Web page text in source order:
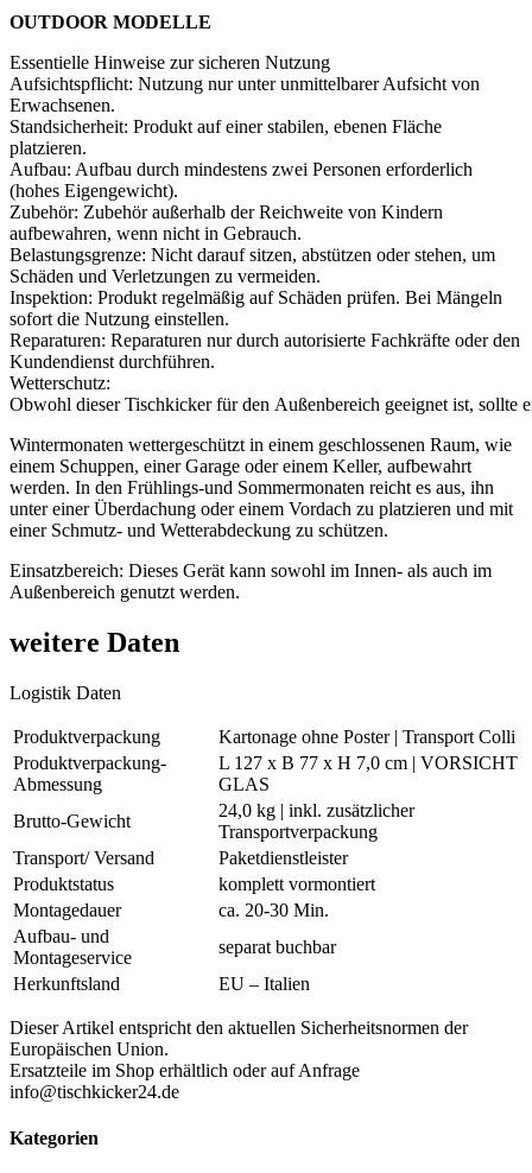
OUTDOOR MODELLE
Essentielle Hinweise zur sicheren Nutzung
Aufsichtspflicht: Nutzung nur unter unmittelbarer Aufsicht von
Erwachsenen.
Standsicherheit: Produkt auf einer stabilen, ebenen Fläche
platzieren.
Aufbau: Aufbau durch mindestens zwei Personen erforderlich
(hohes Eigengewicht).
Zubehör: Zubehör außerhalb der Reichweite von Kindern
aufbewahren, wenn nicht in Gebrauch.
Belastungsgrenze: Nicht darauf sitzen, abstützen oder stehen, um
Schäden und Verletzungen zu vermeiden.
Inspektion: Produkt regelmäßig auf Schäden prüfen. Bei Mängeln
sofort die Nutzung einstellen.
Reparaturen: Reparaturen nur durch autorisierte Fachkräfte oder den
Kundendienst durchführen.
Wetterschutz:
Obwohl dieser Tischkicker für den Außenbereich geeignet ist, sollte
Wintermonaten wettergeschützt in einem geschlossenen Raum, wie
einem Schuppen, einer Garage oder einem Keller, aufbewahrt
werden. In den Frühlings-und Sommermonaten reicht es aus, ihn
unter einer Überdachung oder einem Vordach zu platzieren und mit
einer Schmutz- und Wetterabdeckung zu schützen.
Einsatzbereich: Dieses Gerät kann sowohl im Innen- als auch im
Außenbereich genutzt werden.
weitere Daten
Logistik Daten
Produktverpackung
Kartonage ohne Poster | Transport Colli
Produktverpackung-
Abmessung
L 127 x B 77 x H 7,0 cm | VORSICHT
GLAS
Brutto-Gewicht
24,0 kg | inkl. zusätzlicher
Transportverpackung
Transport/ Versand
Paketdienstleister
Produktstatus
komplett vormontiert
Montagedauer
ca. 20-30 Min.
Aufbau- und
Montageservice
separat buchbar
Herkunftsland
EU – Italien
Dieser Artikel entspricht den aktuellen Sicherheitsnormen der
Europäischen Union.
Ersatzteile im Shop erhältlich oder auf Anfrage
info@tischkicker24.de
Kategorien